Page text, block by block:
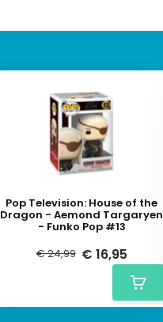
Pop Television: House of the
Dragon - Aemond Targaryen
- Funko Pop #13
€ 24,99 € 16,95